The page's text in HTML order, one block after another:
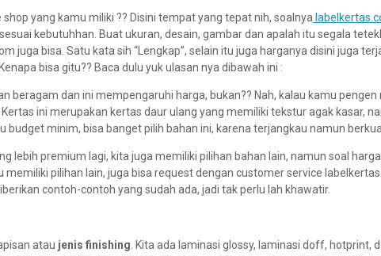
yang kamu miliki ?? Disini tempat yang tepat nih, soalnya
kebutuhhan. Buat ukuran, desain, gambar dan apalah itu segala
juga bisa. Satu kata sih “Lengkap”, selain itu juga harganya disini juga
bisa gitu?? Baca dulu yuk ulasan nya dibawah ini :
beragam dan ini mempengaruhi harga, bukan?? Nah, kalau kamu
Kertas ini merupakan kertas daur ulang yang memiliki tekstur agak kasar,
budget minim, bisa banget pilih bahan ini, karena terjangkau namun
lebih premium lagi, kita juga memiliki pilihan bahan lain, namun soal
memiliki pilihan lain, juga bisa request dengan customer service
contoh-contoh yang sudah ada, jadi tak perlu lah khawatir.
atau jenis finishing. Kita ada laminasi glossy, laminasi doff, hotprint,